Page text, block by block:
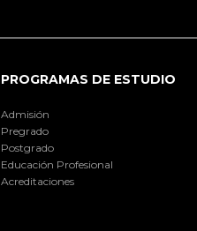
PROGRAMAS DE ESTUDIO
Admisión
Pregrado
Postgrado
Educación Profesional
Acreditaciones